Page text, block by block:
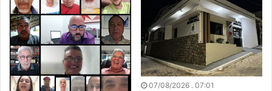
07/08/2026 . 07:01